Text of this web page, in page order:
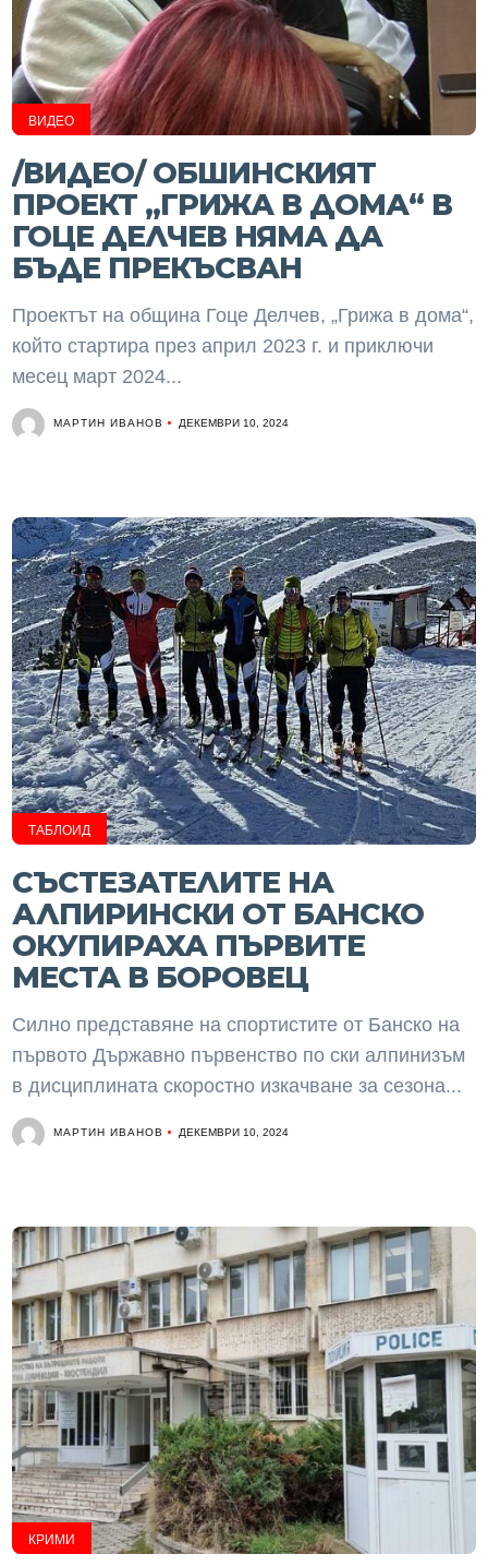
ВИДЕО
/ВИДЕО/ ОБШИНСКИЯТ
ПРОЕКТ „ГРИЖА В ДОМА“ В
ГОЦЕ ДЕЛЧЕВ НЯМА ДА
БЪДЕ ПРЕКЪСВАН
Проектът на община Гоце Делчев, „Грижа в дома“,
който стартира през април 2023 г. и приключи
месец март 2024...
МАРТИН ИВАНОВ ДЕКЕМВРИ 10, 2024
ТАБЛОИД
СЪСТЕЗАТЕЛИТЕ НА
АЛПИРИНСКИ ОТ БАНСКО
ОКУПИРАХА ПЪРВИТЕ
МЕСТА В БОРОВЕЦ
Силно представяне на спортистите от Банско на
първото Държавно първенство по ски алпинизъм
в дисциплината скоростно изкачване за сезона...
МАРТИН ИВАНОВ ДЕКЕМВРИ 10, 2024
КРИМИ